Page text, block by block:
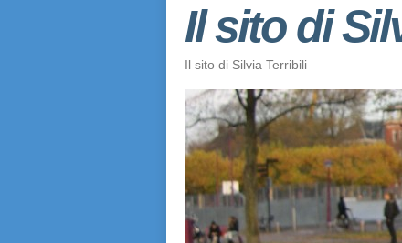
Il sito di
Il sito di Silvia Terribili